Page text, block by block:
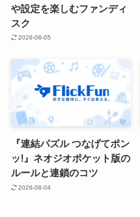
や設定を楽しむファンディ
スク
2026-08-05
『連結パズル つなげてポン
ッ!』ネオジオポケット版の
ルールと連鎖のコツ
2026-08-04